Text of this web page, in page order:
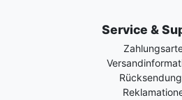
Service &